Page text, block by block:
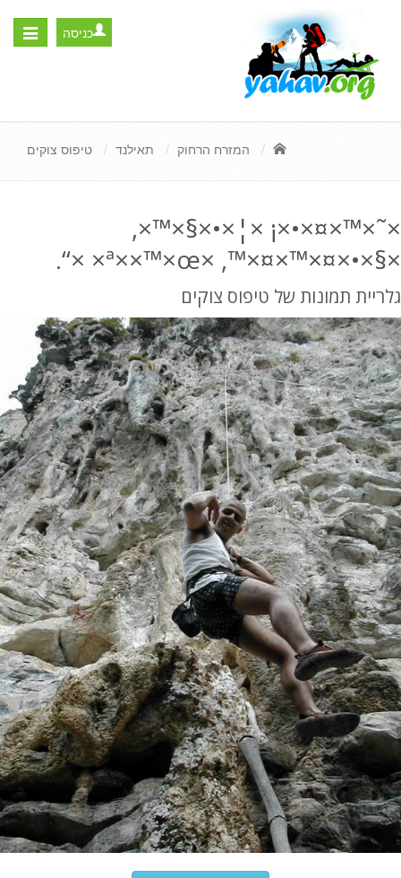
Toggle
כניסה
המזרח הרחוק תאילנד טיפוס צוקים
×˜×™×¤×•×¡ ×¦×•×§×™×,
×§×•×¤×™×¤×™, ×ª××™×œ× ×“.
גלריית תמונות של טיפוס צוקים